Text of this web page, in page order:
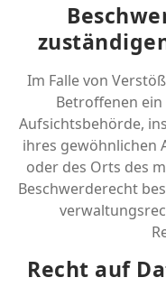
Im Falle von
Betroffenen
Aufsichtsbehörde,
ihres gewöhnlichen
oder des Orts des
Beschwerderecht
Recht auf